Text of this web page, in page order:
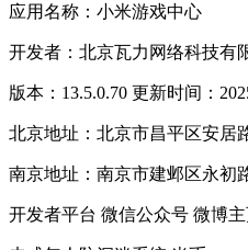
应用名称：小米游戏中心
开发者：北京瓦力网络科技有
版本：13.5.0.70 更新时间：
北京地址：北京市昌平区安居
南京地址：南京市建邺区永初
开发者平台 微信公众号 微博